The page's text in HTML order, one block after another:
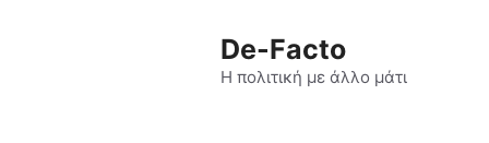
De-Facto
Η πολιτική με άλλο μάτι